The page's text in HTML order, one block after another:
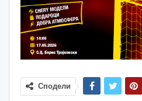
Сподели